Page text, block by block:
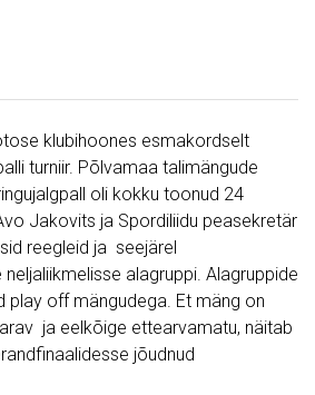
klubihoones esmakordselt
turniir. Põlvamaa talimängude
oli kokku toonud 24
Jakovits ja Spordiliidu peasekretär
reegleid ja seejärel
alagruppi. Alagruppide
play off mängudega. Et mäng on
ja eelkõige ettearvamatu, näitab
jõudnud